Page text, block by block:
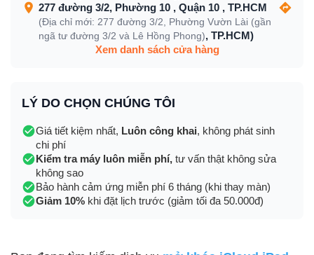
277 đường 3/2, Phường 10 , Quận 10 , TP.HCM
(Địa chỉ mới: 277 đường 3/2, Phường Vườn Lài (gần
ngã tư đường 3/2 và Lê Hồng Phong), TP.HCM)
Xem danh sách cửa hàng
LÝ DO CHỌN CHÚNG TÔI
Giá tiết kiệm nhất, Luôn công khai, không phát sinh
chi phí
Kiểm tra máy luôn miễn phí, tư vấn thật không sửa
không sao
Bảo hành cảm ứng miễn phí 6 tháng (khi thay màn)
Giảm 10% khi đặt lịch trước (giảm tối đa 50.000đ)